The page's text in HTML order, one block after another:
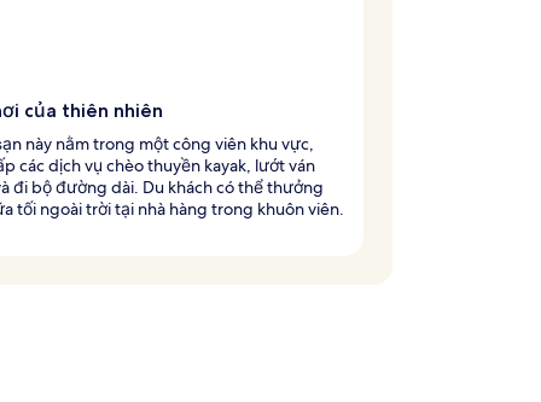
của thiên nhiên
này nằm trong một công viên khu vực,
các dịch vụ chèo thuyền kayak, lướt ván
đi bộ đường dài. Du khách có thể thưởng
tối ngoài trời tại nhà hàng trong khuôn viên.